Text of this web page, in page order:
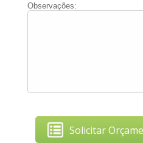
Observações:
Solicitar